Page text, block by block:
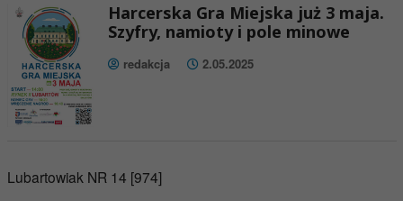
Harcerska Gra Miejska już 3 maja.
Szyfry, namioty i pole minowe
redakcja 2.05.2025
Lubartowiak NR 14 [974]